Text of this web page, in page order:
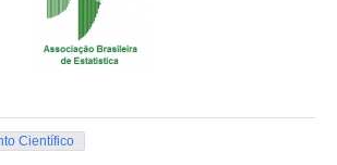
Científico